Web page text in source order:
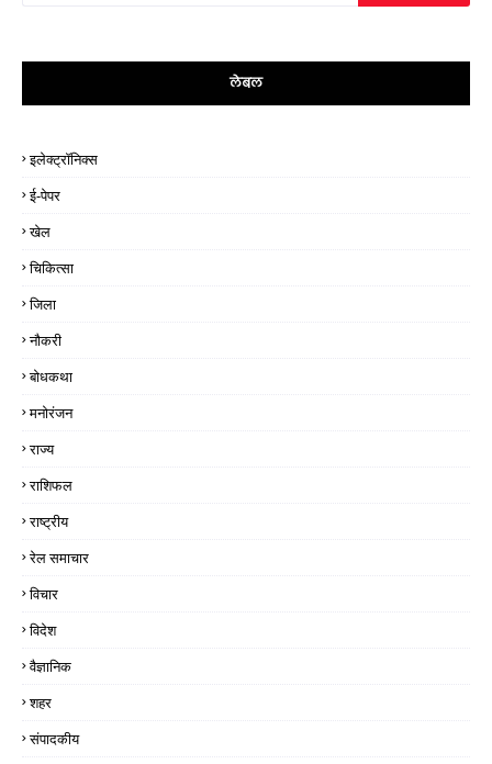
लेबल
इलेक्ट्रॉनिक्स
ई-पेपर
खेल
चिकित्सा
जिला
नौकरी
बोधकथा
मनोरंजन
राज्य
राशिफल
राष्ट्रीय
रेल समाचार
विचार
विदेश
वैज्ञानिक
शहर
संपादकीय